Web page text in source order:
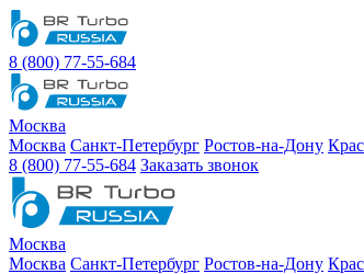
8 (800) 77-55-684
Москва
Москва Санкт-Петербург Ростов-на-Дону
8 (800) 77-55-684 Заказать звонок
Москва
Москва Санкт-Петербург Ростов-на-Дону